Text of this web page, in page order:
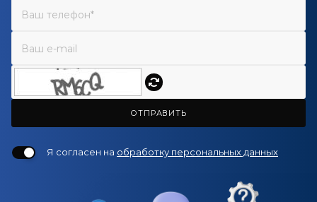
ОТПРАВИТЬ
Я согласен на обработку персональных данных